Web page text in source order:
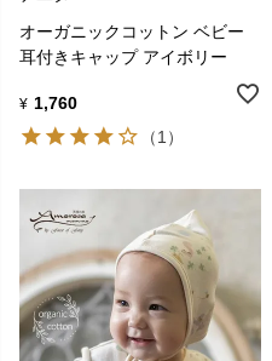
オーガニックコットン ベビー
耳付きキャップ アイボリー
¥ 1,760
（1）